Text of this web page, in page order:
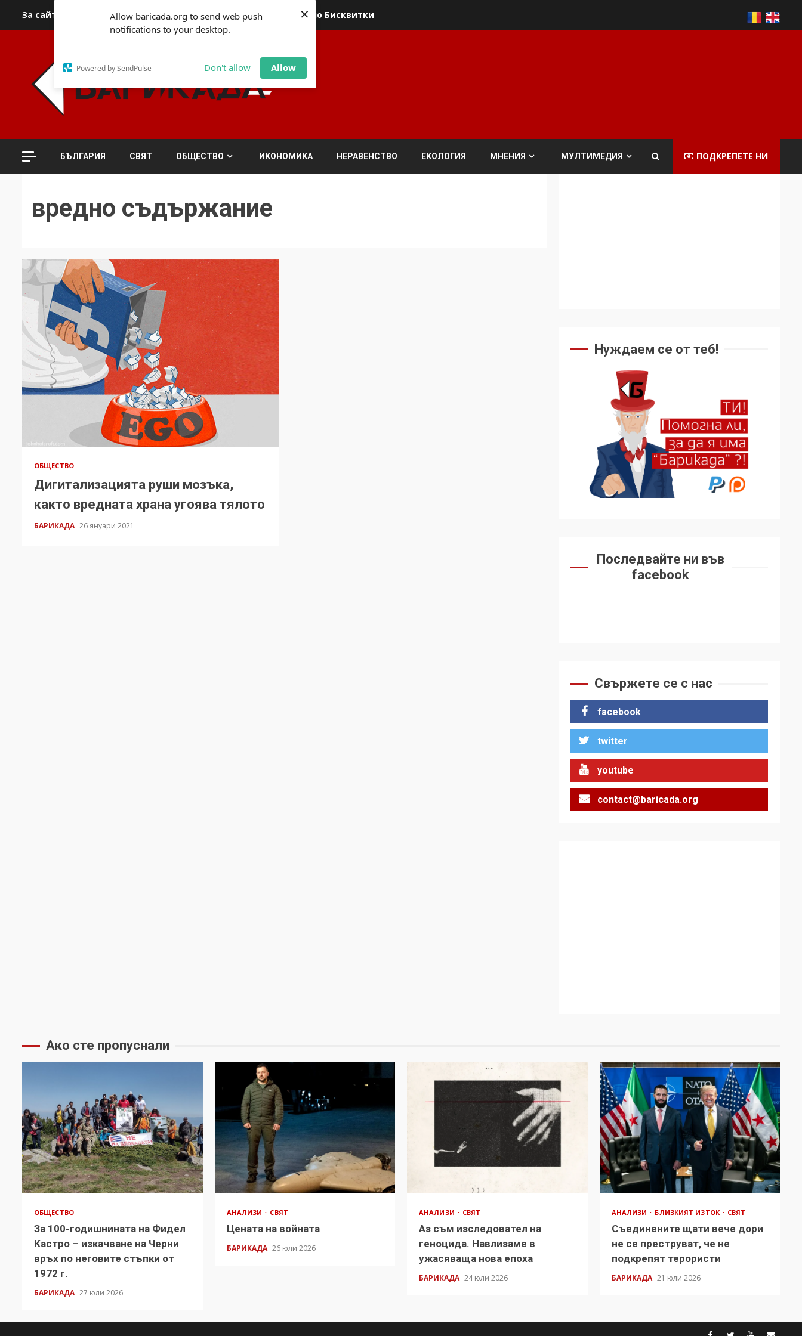
Allow baricada.org to send web push
notifications to your desktop.
Powered by SendPulse Don't allow Allow
×
За сайта За контакти За реклама Политика относно Бисквитки
БЪЛГАРИЯ СВЯТ ОБЩЕСТВО ИКОНОМИКА НЕРАВЕНСТВО ЕКОЛОГИЯ МНЕНИЯ МУЛТИМЕДИЯ ПОДКРЕПЕТЕ НИ
вредно съдържание
ОБЩЕСТВО
Дигитализацията руши мозъка,
както вредната храна угоява тялото
БАРИКАДА 26 януари 2021
Нуждаем се от теб!
Последвайте ни във
facebook
Свържете се с нас
facebook
twitter
youtube
contact@baricada.org
Ако сте пропуснали
ОБЩЕСТВО
За 100-годишнината на Фидел
Кастро – изкачване на Черни
връх по неговите стъпки от
1972 г.
БАРИКАДА 27 юли 2026
АНАЛИЗИ СВЯТ
Цената на войната
БАРИКАДА 26 юли 2026
АНАЛИЗИ СВЯТ
Аз съм изследовател на
геноцида. Навлизаме в
ужасяваща нова епоха
БАРИКАДА 24 юли 2026
АНАЛИЗИ БЛИЗКИЯТ ИЗТОК СВЯТ
Съединените щати вече дори
не се преструват, че не
подкрепят терористи
БАРИКАДА 21 юли 2026